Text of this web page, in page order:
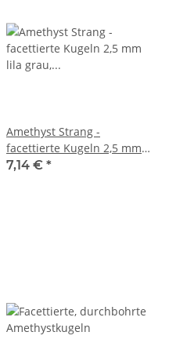
Amethyst Strang -
facettierte Kugeln 2,5 mm
lila grau, Länge 39,5 cm
7,14 € *